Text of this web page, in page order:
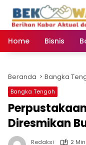
konten
Home
Bisnis
Beranda Bangka
Bangka Tengah
Diresmikan
Redaksi
2